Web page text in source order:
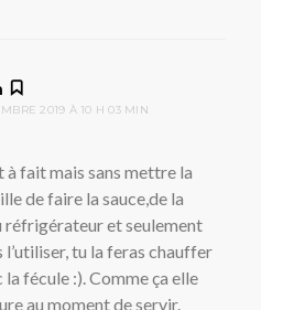
2019 À 10 H 03 MIN
fait mais sans mettre la
de faire la sauce,de la
réfrigérateur et seulement
tu la feras chauffer
la fécule :). Comme ça elle
au moment de servir.